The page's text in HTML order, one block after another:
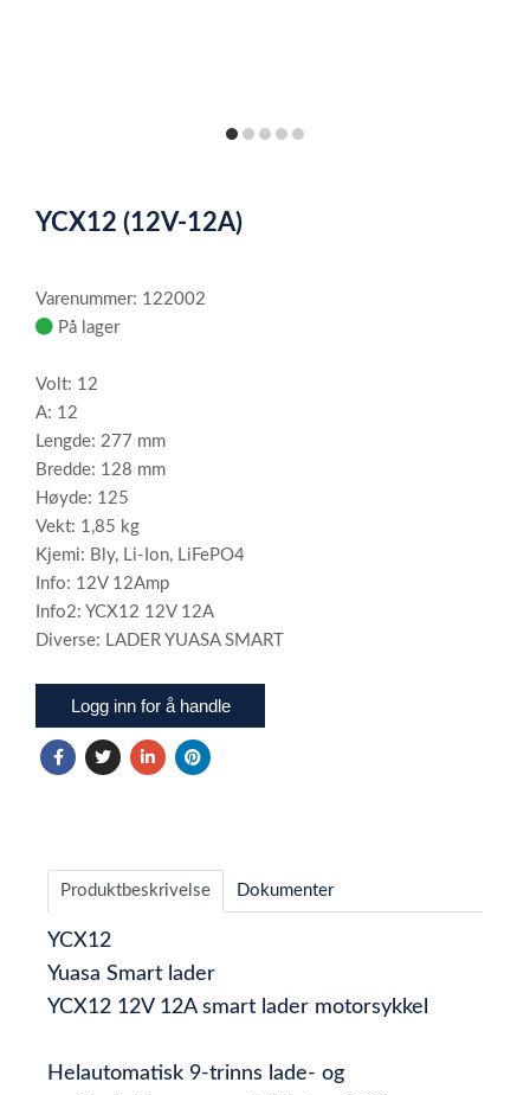
itemitemitemitemitem
of
YCX12 (12V-12A)
Varenummer: 122002
På lager
Volt: 12
A: 12
Lengde: 277 mm
Bredde: 128 mm
Høyde: 125
Vekt: 1,85 kg
Kjemi: Bly, Li-Ion, LiFePO4
Info: 12V 12Amp
Info2: YCX12 12V 12A
Diverse: LADER YUASA SMART
Logg inn for å handle
Produktbeskrivelse Dokumenter
YCX12
Yuasa Smart lader
YCX12 12V 12A smart lader motorsykkel
Helautomatisk 9-trinns lade- og